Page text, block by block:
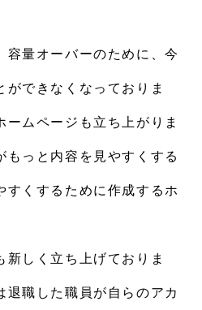
量オーバーのために、今
ができなくなっておりま
ムページも立ち上がりま
もっと内容を見やすくする
すくするために作成するホ
しく立ち上げておりま
退職した職員が自らのアカ